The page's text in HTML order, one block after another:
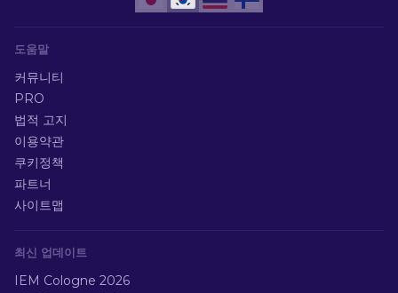
도움말
커뮤니티
PRO
법적 고지
이용약관
쿠키정책
파트너
사이트맵
최신 업데이트
IEM Cologne 2026